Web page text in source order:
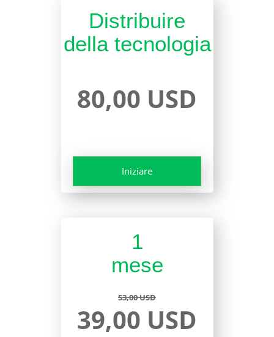
Distribuire
della tecnologia
80,00 USD
Iniziare
1
mese
53,00 USD
39,00 USD